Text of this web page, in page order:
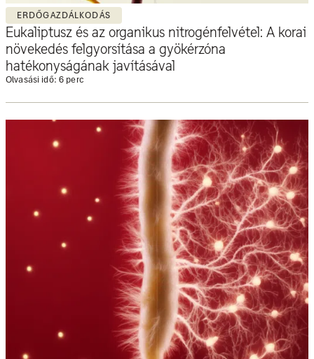
ERDŐGAZDÁLKODÁS
Eukaliptusz és az organikus nitrogénfelvétel: A korai
növekedés felgyorsítása a gyökérzóna
hatékonyságának javításával
Olvasási idő: 6 perc